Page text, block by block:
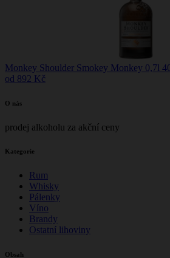
Monkey Shoulder Smokey Monkey 0,7l
od 892 Kč
O nás
prodej alkoholu za akční ceny
Kategorie
Rum
Whisky
Pálenky
Víno
Brandy
Ostatní lihoviny
Obsah